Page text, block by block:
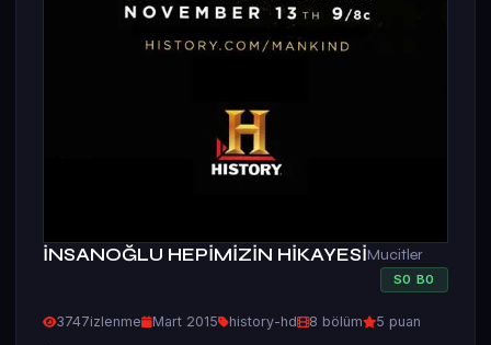
İNSANOĞLU HEPİMİZİN HİKAYESİMucitler
S0 B0
3747izlenme Mart 2015 history-hd 8 bölüm 5 puan